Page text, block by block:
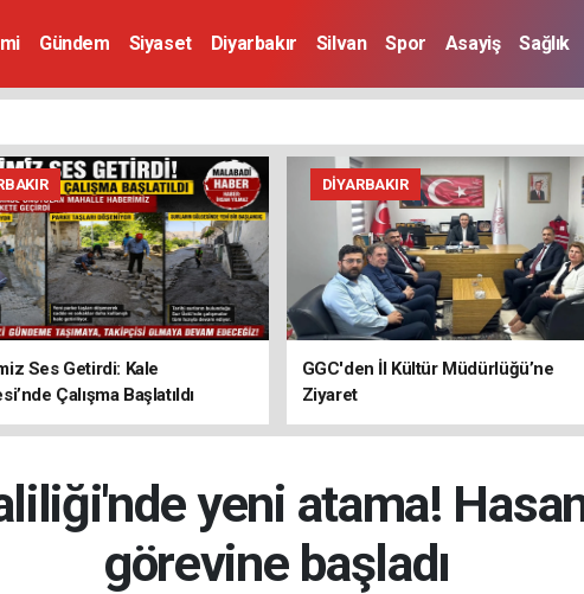
Gündem Siyaset Diyarbakır Silvan Spor Asayiş Sağlık
Ses Getirdi: Kale
Çalışma Başlatıldı
DIYARBAKIR
GGC'den İl Kültür Müdürlüğü’ne
Ziyaret
yeni atama!
görevine başladı